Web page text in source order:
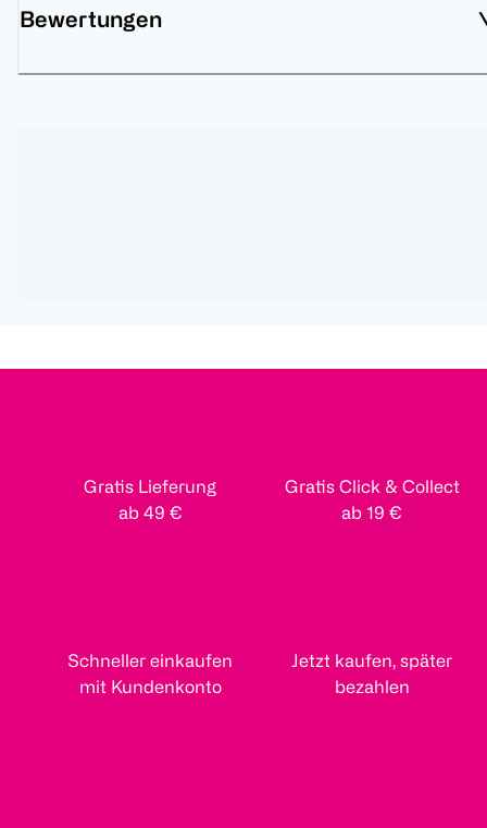
Bewertungen
Gratis Lieferung
ab 49 €
Gratis Click & Collect
ab 19 €
Schneller einkaufen
mit Kundenkonto
Jetzt kaufen, später
bezahlen